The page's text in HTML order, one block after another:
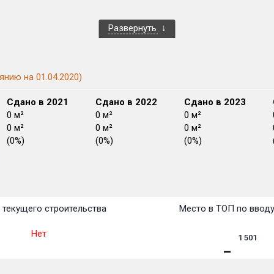
Развернуть
на 01.04.2020)
Сдано в 2021
0 м²
0 м²
(0%)
Сдано в 2022
0 м²
0 м²
(0%)
Сдано в 2023
0 м²
0 м²
(0%)
строительства
Нет
Место в ТОП по
1 501